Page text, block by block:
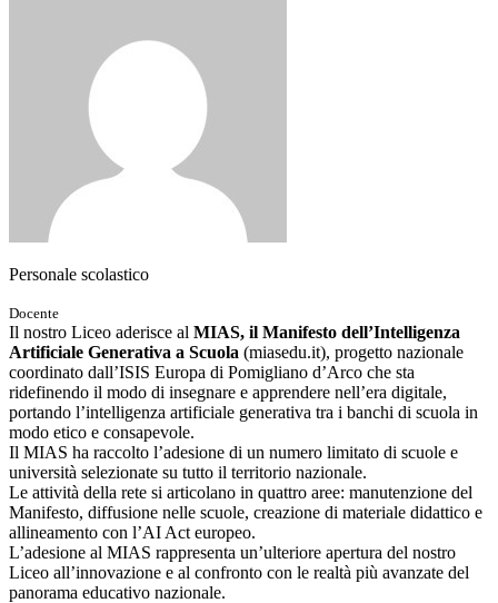
Personale scolastico
Docente
Il nostro Liceo aderisce al MIAS, il Manifesto dell’Intelligenza
Artificiale Generativa a Scuola (miasedu.it), progetto nazionale
coordinato dall’ISIS Europa di Pomigliano d’Arco che sta
ridefinendo il modo di insegnare e apprendere nell’era digitale,
portando l’intelligenza artificiale generativa tra i banchi di scuola in
modo etico e consapevole.
Il MIAS ha raccolto l’adesione di un numero limitato di scuole e
università selezionate su tutto il territorio nazionale.
Le attività della rete si articolano in quattro aree: manutenzione del
Manifesto, diffusione nelle scuole, creazione di materiale didattico e
allineamento con l’AI Act europeo.
L’adesione al MIAS rappresenta un’ulteriore apertura del nostro
Liceo all’innovazione e al confronto con le realtà più avanzate del
panorama educativo nazionale.